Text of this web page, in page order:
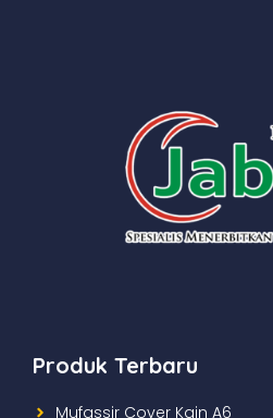
Produk Terbaru
Mufassir Cover Kain A6